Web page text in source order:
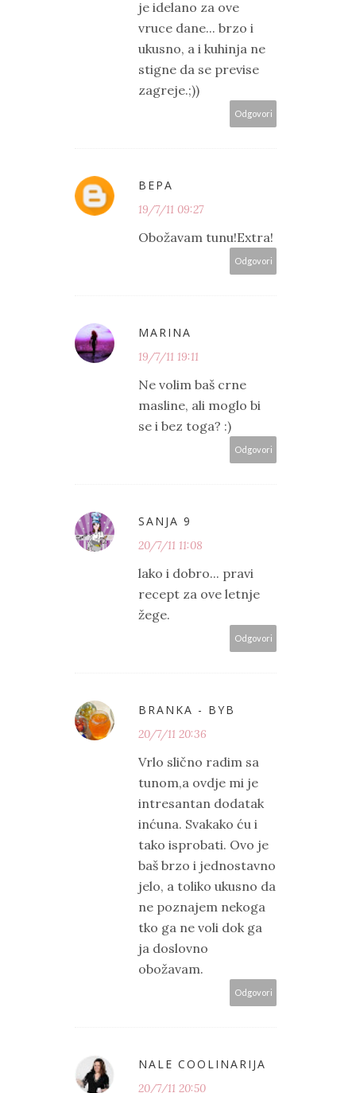
je idelano za ove
vruce dane... brzo i
ukusno, a i kuhinja ne
stigne da se previse
zagreje.;))
Odgovori
ВЕРА
19/7/11 09:27
Obožavam tunu!Extra!
Odgovori
MARINA
19/7/11 19:11
Ne volim baš crne
masline, ali moglo bi
se i bez toga? :)
Odgovori
SANJA 9
20/7/11 11:08
lako i dobro... pravi
recept za ove letnje
žege.
Odgovori
BRANKA - BYB
20/7/11 20:36
Vrlo slično radim sa
tunom,a ovdje mi je
intresantan dodatak
inćuna. Svakako ću i
tako isprobati. Ovo je
baš brzo i jednostavno
jelo, a toliko ukusno da
ne poznajem nekoga
tko ga ne voli dok ga
ja doslovno
obožavam.
Odgovori
NALE COOLINARIJA
20/7/11 20:50